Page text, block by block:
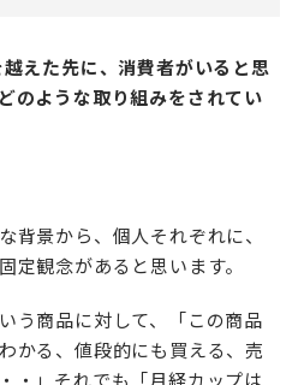
えた先に、消費者がいると思
のような取り組みをされてい
背景から、個人それぞれに、
定観念があると思います。
う商品に対して、「この商品
かる、値段的にも買える、売
・」それでも「月経カップは